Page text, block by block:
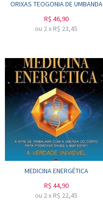
ORIXAS TEOGONIA DE UMBANDA
R$ 46,90
ou 2x R$ 23,45
MEDICINA ENERGÉTICA
R$ 44,90
ou 2x R$ 22,45